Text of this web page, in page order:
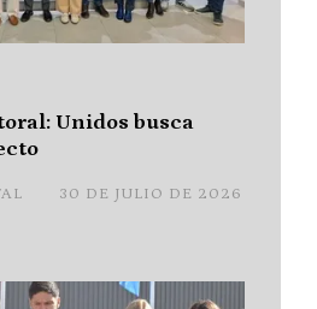
Unidos busca
30 DE JULIO DE 2026